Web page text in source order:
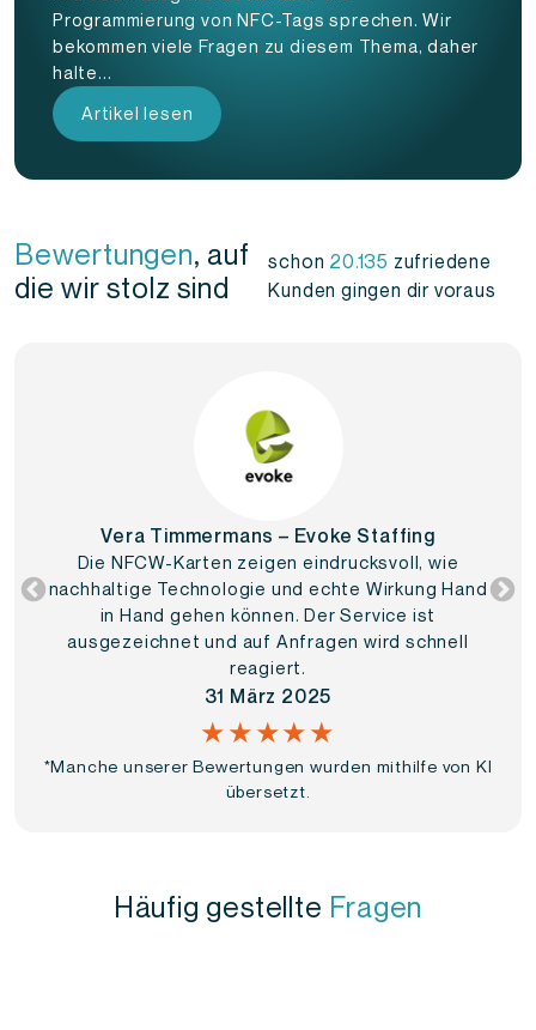
Programmierung von NFC-Tags sprechen. Wir
bekommen viele Fragen zu diesem Thema, daher
halte...
Artikel lesen
Bewertungen, auf
die wir stolz sind
schon 20.135 zufriedene
Kunden gingen dir voraus
Vera Timmermans – Evoke Staffing
Die NFCW-Karten zeigen eindrucksvoll, wie
nachhaltige Technologie und echte Wirkung Hand
in Hand gehen können. Der Service ist
ausgezeichnet und auf Anfragen wird schnell
reagiert.
31 März 2025
★★★★★
*Manche unserer Bewertungen wurden mithilfe von KI
übersetzt.
Häufig gestellte Fragen